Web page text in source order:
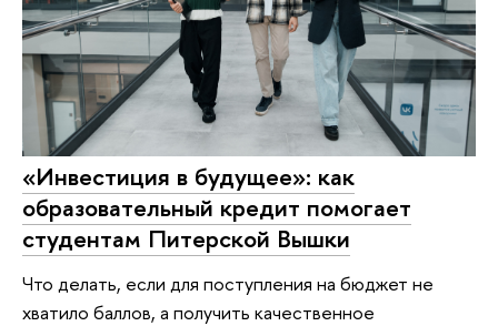
«Инвестиция в будущее»: как
образовательный кредит помогает
студентам Питерской Вышки
Что делать, если для поступления на бюджет не
хватило баллов, а получить качественное